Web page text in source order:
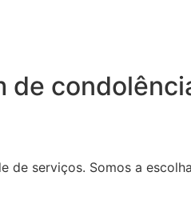
de
de serviços. Somos a